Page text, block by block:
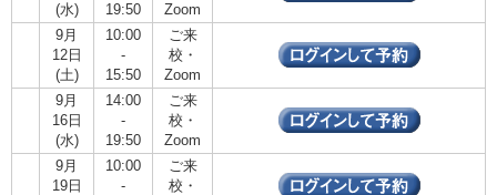
(水)
19:50
Zoom
9月
12日
(土)
10:00
-
15:50
ご来
校・
Zoom
9月
16日
(水)
14:00
-
19:50
ご来
校・
Zoom
9月
19日
10:00
-
ご来
校・